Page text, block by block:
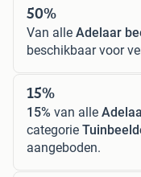
50%
Van alle Adelaar
beschikbaar voor
15%
15% van alle
categorie
aangeboden.